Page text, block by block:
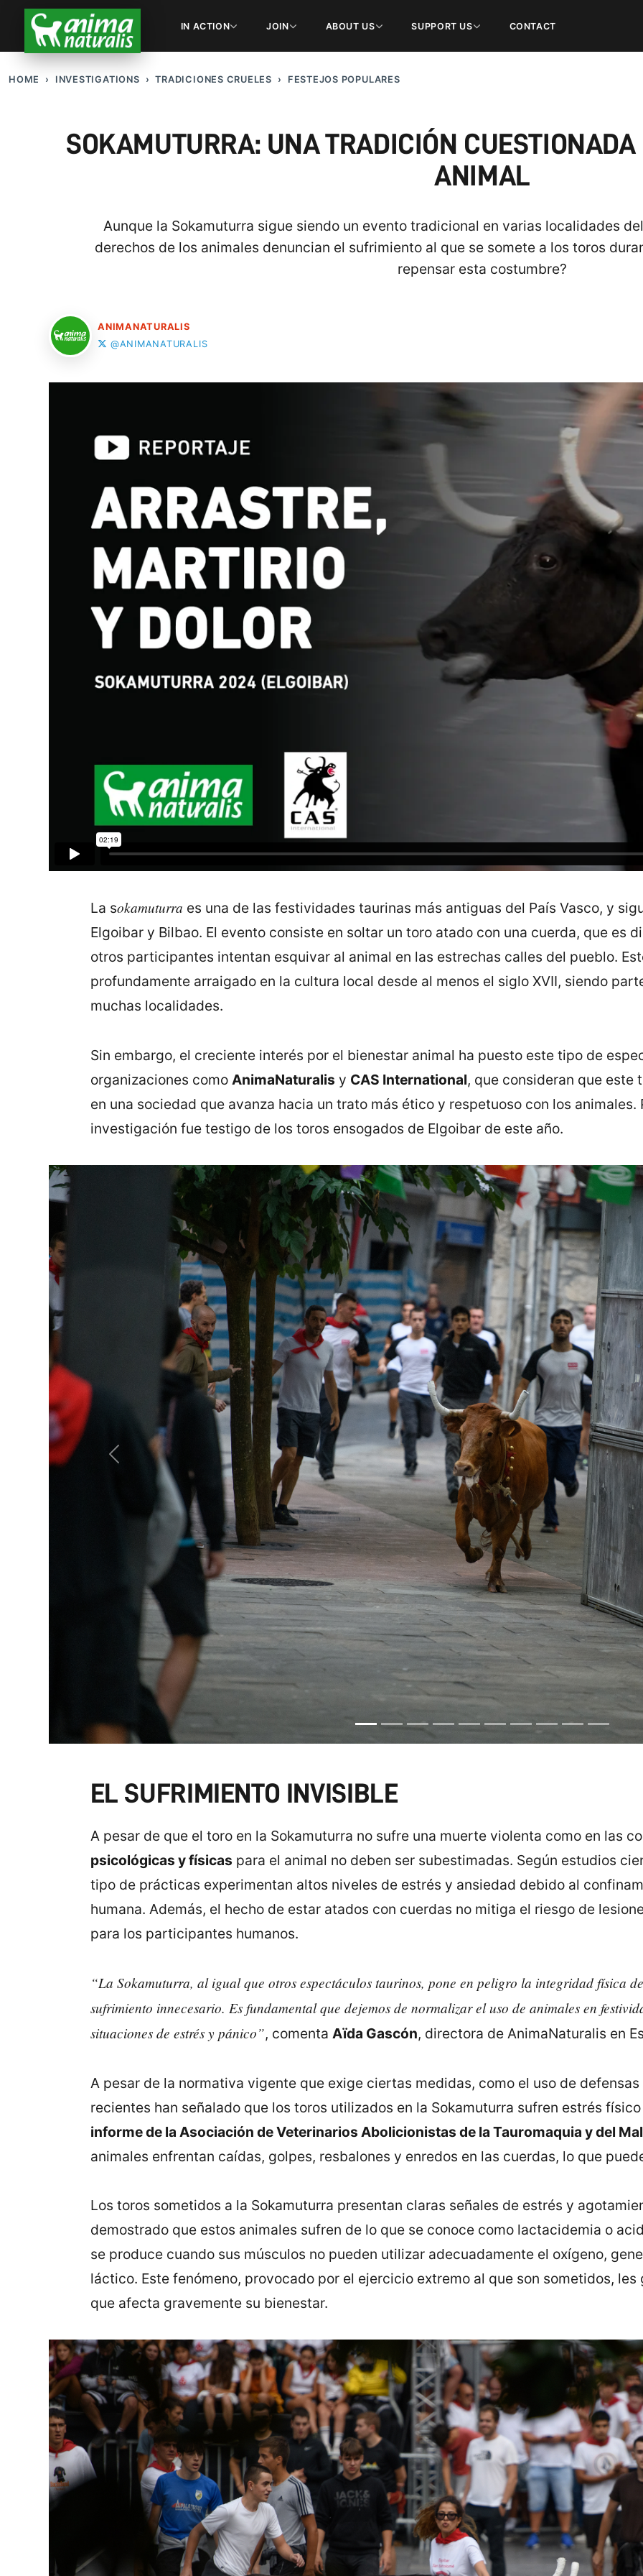
IN ACTION JOIN ABOUT US SUPPORT US CONTACT
HOME INVESTIGATIONS TRADICIONES CRUELES FESTEJOS POPULARES
SOKAMUTURRA: UNA TRADICIÓN
ANIMAL
Aunque la Sokamuturra sigue siendo un evento tradicional en varias localidades
derechos de los animales denuncian el sufrimiento al que se somete a los toros
repensar esta costumbre?
ANIMANATURALIS
@ANIMANATURALIS
La sokamuturra es una de las festividades taurinas más antiguas del País Vasco, y
Elgoibar y Bilbao. El evento consiste en soltar un toro atado con una cuerda, que es
otros participantes intentan esquivar al animal en las estrechas calles del pueblo.
profundamente arraigado en la cultura local desde al menos el siglo XVII, siendo
muchas localidades.
Sin embargo, el creciente interés por el bienestar animal ha puesto este tipo de
organizaciones como AnimaNaturalis y CAS International, que consideran que
en una sociedad que avanza hacia un trato más ético y respetuoso con los animales.
investigación fue testigo de los toros ensogados de Elgoibar de este año.
Previous
EL SUFRIMIENTO INVISIBLE
A pesar de que el toro en la Sokamuturra no sufre una muerte violenta como en las
psicológicas y físicas para el animal no deben ser subestimadas. Según estudios
tipo de prácticas experimentan altos niveles de estrés y ansiedad debido al
humana. Además, el hecho de estar atados con cuerdas no mitiga el riesgo de
para los participantes humanos.
“La Sokamuturra, al igual que otros espectáculos taurinos, pone en peligro la integridad física
sufrimiento innecesario. Es fundamental que dejemos de normalizar el uso de animales en
situaciones de estrés y pánico”, comenta Aïda Gascón, directora de AnimaNaturalis en
A pesar de la normativa vigente que exige ciertas medidas, como el uso de
recientes han señalado que los toros utilizados en la Sokamuturra sufren estrés
informe de la Asociación de Veterinarios Abolicionistas de la Tauromaquia y del
animales enfrentan caídas, golpes, resbalones y enredos en las cuerdas, lo que
Los toros sometidos a la Sokamuturra presentan claras señales de estrés y
demostrado que estos animales sufren de lo que se conoce como lactacidemia o
se produce cuando sus músculos no pueden utilizar adecuadamente el oxígeno,
láctico. Este fenómeno, provocado por el ejercicio extremo al que son sometidos,
que afecta gravemente su bienestar.